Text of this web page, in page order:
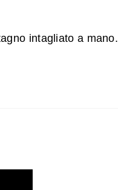
intagliato a mano.